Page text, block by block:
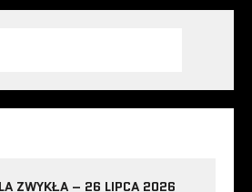
ZWYKŁA – 26 LIPCA 2026